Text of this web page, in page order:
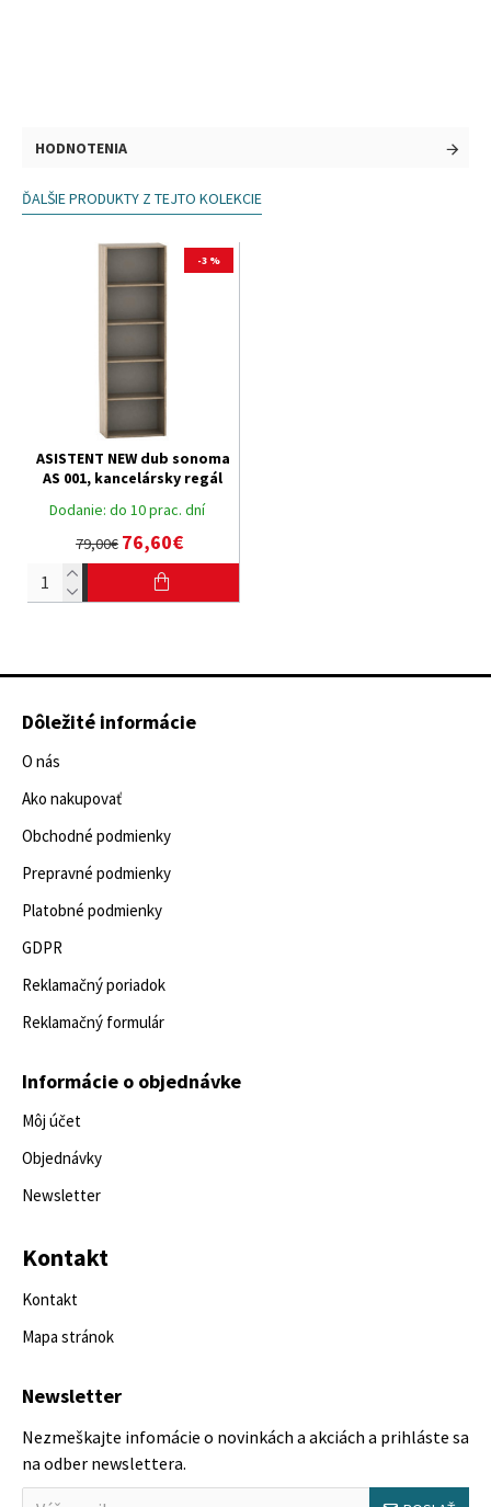
HODNOTENIA
ĎALŠIE PRODUKTY Z TEJTO KOLEKCIE
-3 %
Dodanie: do 10 prac. dní
ASISTENT NEW dub sonoma
AS 001, kancelársky regál
79,00€ 76,60€
Dôležité informácie
O nás
Ako nakupovať
Obchodné podmienky
Prepravné podmienky
Platobné podmienky
GDPR
Reklamačný poriadok
Reklamačný formulár
Informácie o objednávke
Môj účet
Objednávky
Newsletter
Kontakt
Kontakt
Mapa stránok
Newsletter
Nezmeškajte infomácie o novinkách a akciách a prihláste sa
na odber newslettera.